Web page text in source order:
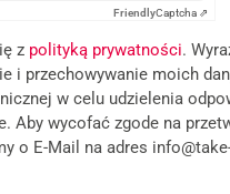
FriendlyCaptcha ⇗
z polityką prywatności.
i przechowywanie moich
w celu udzielenia
Aby wycofać zgode na
o E-Mail na adres